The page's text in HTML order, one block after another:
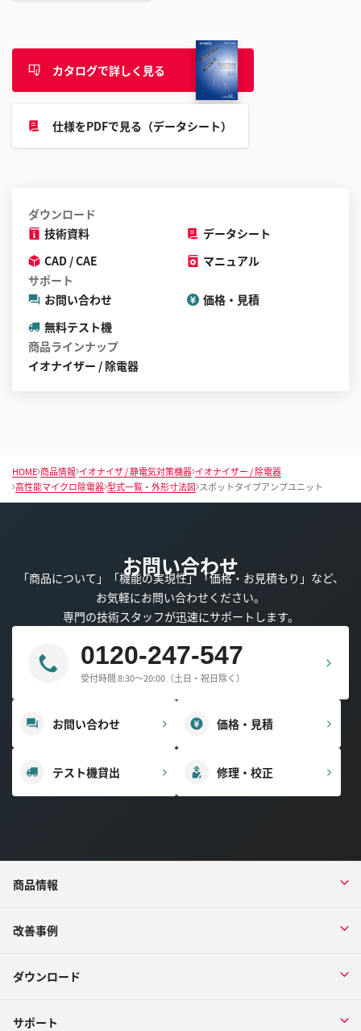
カタログで詳しく見る
仕様をPDFで見る（データシート）
ダウンロード
技術資料
データシート
CAD / CAE
マニュアル
サポート
お問い合わせ
価格・見積
無料テスト機
商品ラインナップ
イオナイザー / 除電器
HOME 商品情報 イオナイザ / 静電気対策機器 イオナイザー / 除電器
高性能マイクロ除電器 型式一覧・外形寸法図 スポットタイプアンプユニット
お問い合わせ
「商品について」「機能の実現性」「価格・お見積もり」など、
お気軽にお問い合わせください。
専門の技術スタッフが迅速にサポートします。
0120-247-547
受付時間 8:30～20:00（土日・祝日除く）
お問い合わせ 価格・見積
テスト機貸出 修理・校正
商品情報
改善事例
ダウンロード
サポート